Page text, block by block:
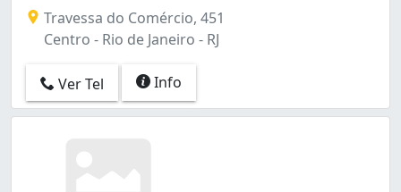
Travessa do Comércio, 451
Centro - Rio de Janeiro - RJ
Ver Tel Info